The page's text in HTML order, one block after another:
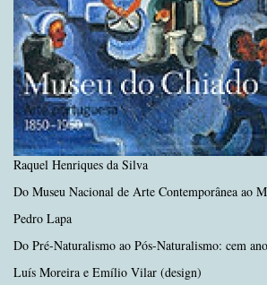
Raquel Henriques da Silva
Do Museu Nacional de Arte Contemporânea ao
Pedro Lapa
Do Pré-Naturalismo ao Pós-Naturalismo: cem
Luís Moreira e Emílio Vilar (design)